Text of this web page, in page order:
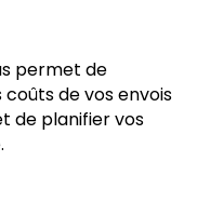
permet de
de vos envois
de planifier vos